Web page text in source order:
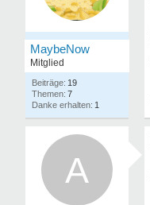
MaybeNow
Mitglied
19
7
1
A